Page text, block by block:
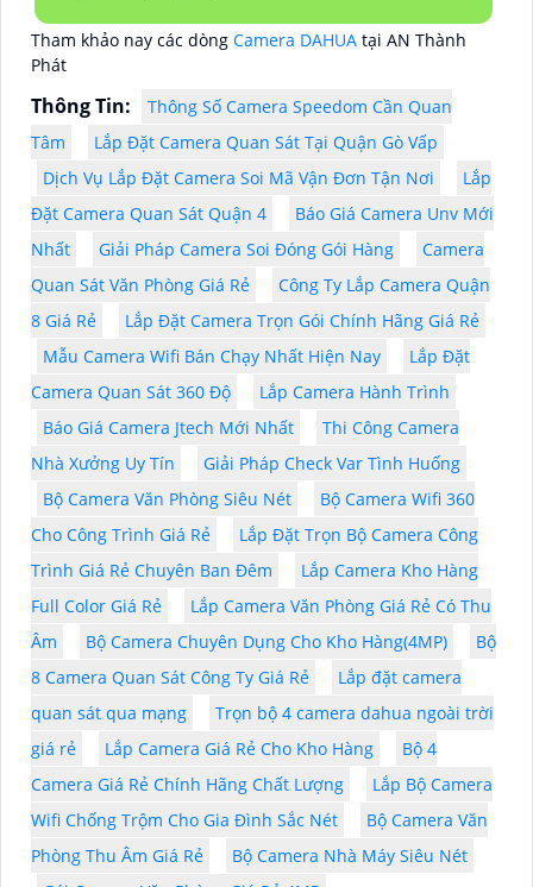
Tham khảo nay các dòng Camera DAHUA tại AN Thành
Phát
Thông Tin:
Thông Số Camera Speedom Cần Quan
Tâm
Lắp Đặt Camera Quan Sát Tại Quận Gò Vấp
Dịch Vụ Lắp Đặt Camera Soi Mã Vận Đơn Tận Nơi
Lắp
Đặt Camera Quan Sát Quận 4
Báo Giá Camera Unv Mới
Nhất
Giải Pháp Camera Soi Đóng Gói Hàng
Camera
Quan Sát Văn Phòng Giá Rẻ
Công Ty Lắp Camera Quận
8 Giá Rẻ
Lắp Đặt Camera Trọn Gói Chính Hãng Giá Rẻ
Mẫu Camera Wifi Bán Chạy Nhất Hiện Nay
Lắp Đặt
Camera Quan Sát 360 Độ
Lắp Camera Hành Trình
Báo Giá Camera Jtech Mới Nhất
Thi Công Camera
Nhà Xưởng Uy Tín
Giải Pháp Check Var Tình Huống
Bộ Camera Văn Phòng Siêu Nét
Bộ Camera Wifi 360
Cho Công Trình Giá Rẻ
Lắp Đặt Trọn Bộ Camera Công
Trình Giá Rẻ Chuyên Ban Đêm
Lắp Camera Kho Hàng
Full Color Giá Rẻ
Lắp Camera Văn Phòng Giá Rẻ Có Thu
Âm
Bộ Camera Chuyên Dụng Cho Kho Hàng(4MP)
Bộ
8 Camera Quan Sát Công Ty Giá Rẻ
Lắp đặt camera
quan sát qua mạng
Trọn bộ 4 camera dahua ngoài trời
giá rẻ
Lắp Camera Giá Rẻ Cho Kho Hàng
Bộ 4
Camera Giá Rẻ Chính Hãng Chất Lượng
Lắp Bộ Camera
Wifi Chống Trộm Cho Gia Đình Sắc Nét
Bộ Camera Văn
Phòng Thu Âm Giá Rẻ
Bộ Camera Nhà Máy Siêu Nét